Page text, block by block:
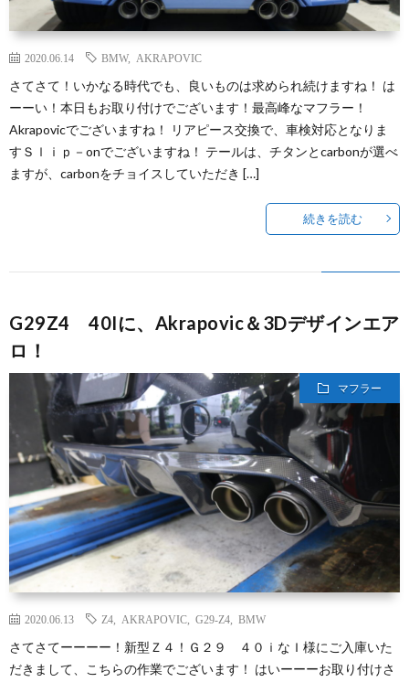
2020.06.14 BMW, AKRAPOVIC
さてさて！いかなる時代でも、良いものは求められ続けますね！ は
ーーい！本日もお取り付けでございます！最高峰なマフラー！
Akrapovicでございますね！ リアピース交換で、車検対応となりま
すＳｌｉｐ－onでございますね！ テールは、チタンとcarbonが選べ
ますが、carbonをチョイスしていただき […]
続きを読む
G29Z4 40Iに、Akrapovic＆3Dデザインエア
ロ！
マフラー
2020.06.13 Z4 AKRAPOVIC G29-Z4 BMW
さてさてーーーー！新型Ｚ４！Ｇ２９ ４０ｉなＩ様にご入庫いた
だきまして、こちらの作業でございます！ はいーーーお取り付けさ